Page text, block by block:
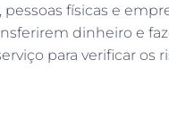
físicas e
dinheiro e
para verificar os